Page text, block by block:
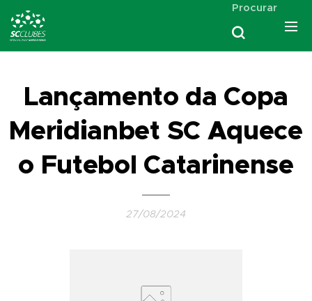
Procurar
Lançamento da Copa
Meridianbet SC Aquece
o Futebol Catarinense
27/08/2024